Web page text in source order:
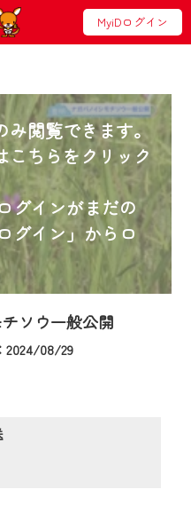
MyiDログイン
閲覧できます。
こちらをクリック
グインがまだの
グイン」からロ
ソウ一般公開
2024/08/29
せ
Web TV』は2024
ルします！
お住まいの地域
然。
ウザから、いつ